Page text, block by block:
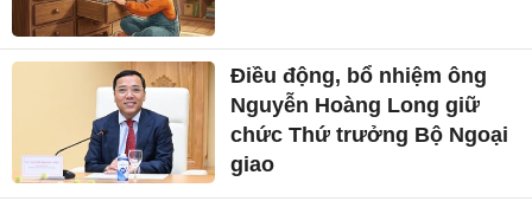
Điều động, bổ nhiệm ông
Nguyễn Hoàng Long giữ
chức Thứ trưởng Bộ Ngoại
giao